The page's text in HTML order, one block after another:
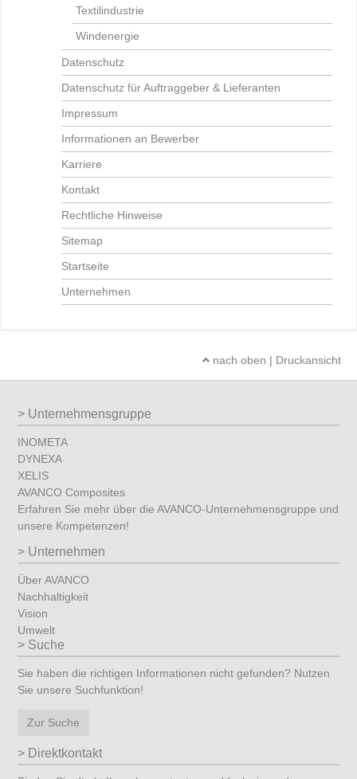
Textilindustrie
Windenergie
Datenschutz
Datenschutz für Auftraggeber & Lieferanten
Impressum
Informationen an Bewerber
Karriere
Kontakt
Rechtliche Hinweise
Sitemap
Startseite
Unternehmen
nach oben | Druckansicht
Unternehmensgruppe
INOMETA
DYNEXA
XELIS
AVANCO Composites
Erfahren Sie mehr über die AVANCO-Unternehmensgruppe und
unsere Kompetenzen!
Unternehmen
Über AVANCO
Nachhaltigkeit
Vision
Umwelt
Suche
Sie haben die richtigen Informationen nicht gefunden? Nutzen
Sie unsere Suchfunktion!
Zur Suche
Direktkontakt